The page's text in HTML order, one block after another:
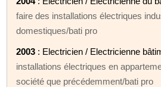
faire des installations électriques
domestiques/bati pro
2003 : Electricien / Electricienne
installations électriques en
société que précédemment/bati pro